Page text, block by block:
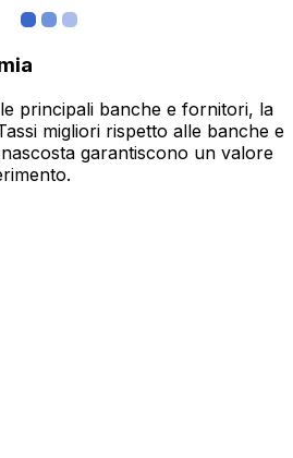
principali banche e fornitori, la
migliori rispetto alle banche e
garantiscono un valore